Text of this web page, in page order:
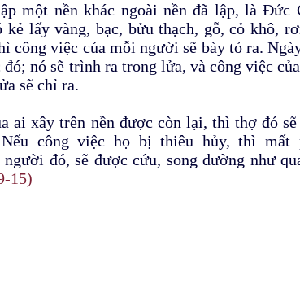
một nền khác ngoài nền đã lập, là Đức
kẻ lấy vàng, bạc, bửu thạch, gỗ, cỏ khô,
công việc của mỗi người sẽ bày tỏ ra.
nó sẽ trình ra trong lửa, và công việc
sẽ chỉ ra.
ai xây trên nền được còn lại, thì thợ đó
công việc họ bị thiêu hủy, thì mất
đó, sẽ được cứu, song dường như
15)